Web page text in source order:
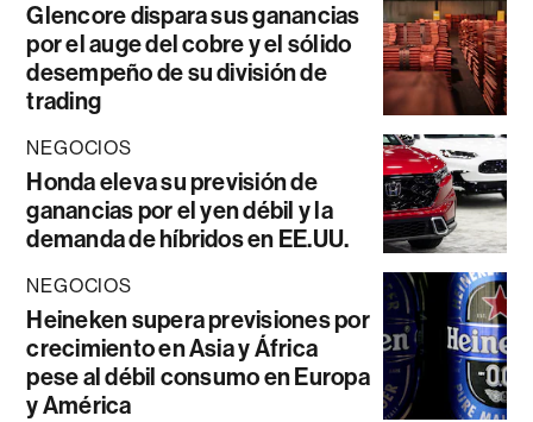
Glencore dispara sus ganancias
por el auge del cobre y el sólido
desempeño de su división de
trading
NEGOCIOS
Honda eleva su previsión de
ganancias por el yen débil y la
demanda de híbridos en EE.UU.
NEGOCIOS
Heineken supera previsiones por
crecimiento en Asia y África
pese al débil consumo en Europa
y América